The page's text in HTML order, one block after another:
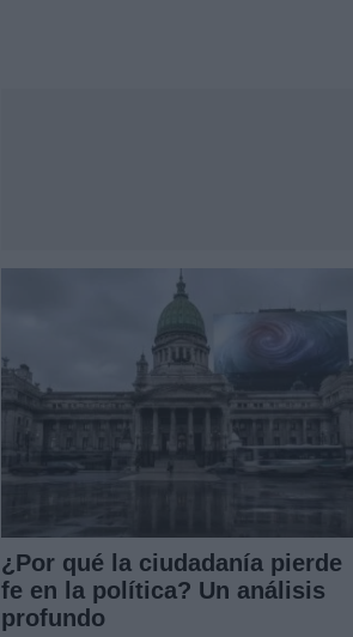
¿Por qué la ciudadanía pierde
fe en la política? Un análisis
profundo